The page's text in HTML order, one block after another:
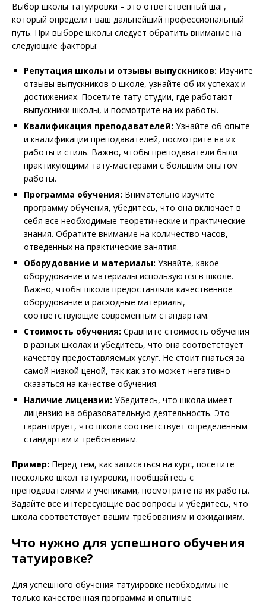
Выбор школы татуировки – это ответственный шаг,
который определит ваш дальнейший профессиональный
путь. При выборе школы следует обратить внимание на
следующие факторы:
Репутация школы и отзывы выпускников: Изучите
отзывы выпускников о школе, узнайте об их успехах и
достижениях. Посетите тату-студии, где работают
выпускники школы, и посмотрите на их работы.
Квалификация преподавателей: Узнайте об опыте
и квалификации преподавателей, посмотрите на их
работы и стиль. Важно, чтобы преподаватели были
практикующими тату-мастерами с большим опытом
работы.
Программа обучения: Внимательно изучите
программу обучения, убедитесь, что она включает в
себя все необходимые теоретические и практические
знания. Обратите внимание на количество часов,
отведенных на практические занятия.
Оборудование и материалы: Узнайте, какое
оборудование и материалы используются в школе.
Важно, чтобы школа предоставляла качественное
оборудование и расходные материалы,
соответствующие современным стандартам.
Стоимость обучения: Сравните стоимость обучения
в разных школах и убедитесь, что она соответствует
качеству предоставляемых услуг. Не стоит гнаться за
самой низкой ценой, так как это может негативно
сказаться на качестве обучения.
Наличие лицензии: Убедитесь, что школа имеет
лицензию на образовательную деятельность. Это
гарантирует, что школа соответствует определенным
стандартам и требованиям.
Пример: Перед тем, как записаться на курс, посетите
несколько школ татуировки, пообщайтесь с
преподавателями и учениками, посмотрите на их работы.
Задайте все интересующие вас вопросы и убедитесь, что
школа соответствует вашим требованиям и ожиданиям.
Что нужно для успешного обучения
татуировке?
Для успешного обучения татуировке необходимы не
только качественная программа и опытные